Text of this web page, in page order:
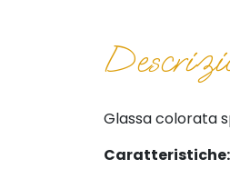
Glassa colorata
Caratteristiche: